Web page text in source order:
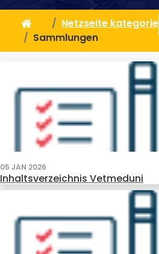
Netzseite kategorien
Sammlungen
05 JAN 2026
Inhaltsverzeichnis Vetmeduni